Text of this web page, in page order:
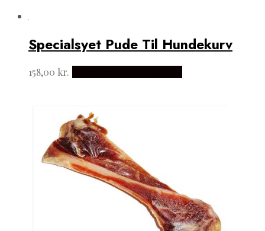
Specialsyet Pude Til Hundekurv
158,00 kr.